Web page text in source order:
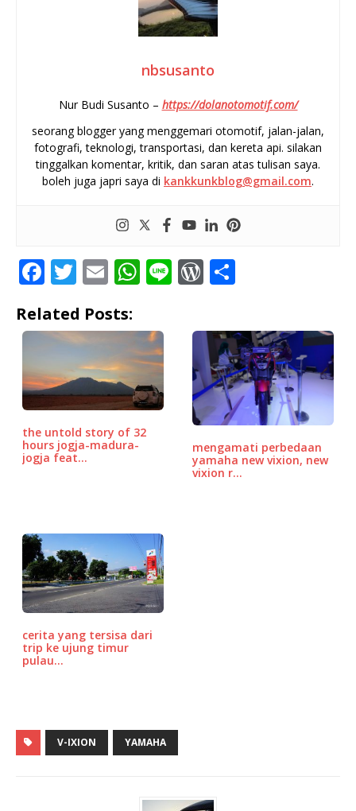
nbsusanto
Nur Budi Susanto – https://dolanotomotif.com/
seorang blogger yang menggemari otomotif, jalan-jalan,
fotografi, teknologi, transportasi, dan kereta api. silakan
tinggalkan komentar, kritik, dan saran atas tulisan saya.
boleh juga japri saya di kankkunkblog@gmail.com.
F
c
e
b
o
o
k
T
it
te
r
E
ai
W
at
s
A
p
p
Li W
r
d
P
r
e
ss
ar
e
Related Posts:
the untold story of 32
hours jogja-madura-
jogja feat…
mengamati perbedaan
yamaha new vixion, new
vixion r…
cerita yang tersisa dari
trip ke ujung timur
pulau…
V-IXION YAMAHA